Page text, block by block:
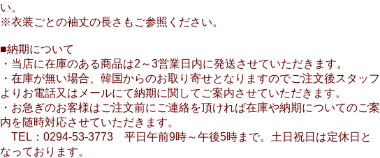
い。
※衣装ごとの袖丈の長さもご参照ください。
■納期について
・当店に在庫のある商品は2～3営業日内に発送させていただきます。
・在庫が無い場合、韓国からのお取り寄せとなりますのでご注文後スタッフ
よりお電話又はメールにて納期に関してご案内させていただきます。
・お急ぎのお客様はご注文前にご連絡を頂ければ在庫や納期についてのご案
内を随時対応させていただきます。
TEL：0294-53-3773 平日午前9時～午後5時まで。土日祝日は定休日と
なっております。